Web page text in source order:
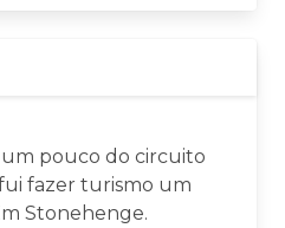
pouco do circuito
fazer turismo um
Stonehenge.